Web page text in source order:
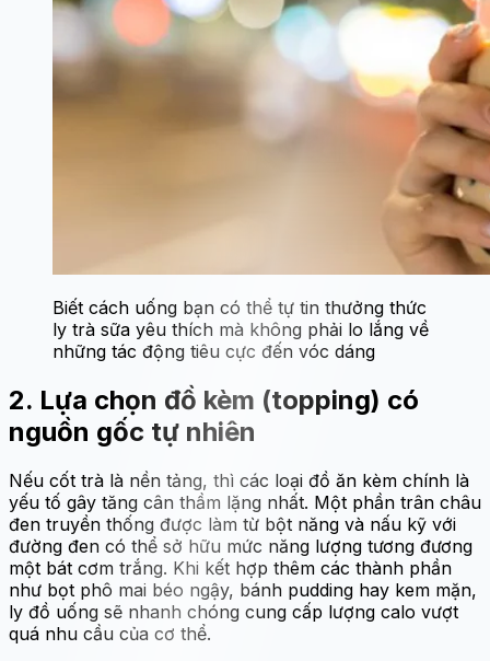
Biết cách uống bạn có thể tự tin thưởng thức
ly trà sữa yêu thích mà không phải lo lắng về
những tác động tiêu cực đến vóc dáng
2. Lựa chọn đồ kèm (topping) có
nguồn gốc tự nhiên
Nếu cốt trà là nền tảng, thì các loại đồ ăn kèm chính là
yếu tố gây tăng cân thầm lặng nhất. Một phần trân châu
đen truyền thống được làm từ bột năng và nấu kỹ với
đường đen có thể sở hữu mức năng lượng tương đương
một bát cơm trắng. Khi kết hợp thêm các thành phần
như bọt phô mai béo ngậy, bánh pudding hay kem mặn,
ly đồ uống sẽ nhanh chóng cung cấp lượng calo vượt
quá nhu cầu của cơ thể.